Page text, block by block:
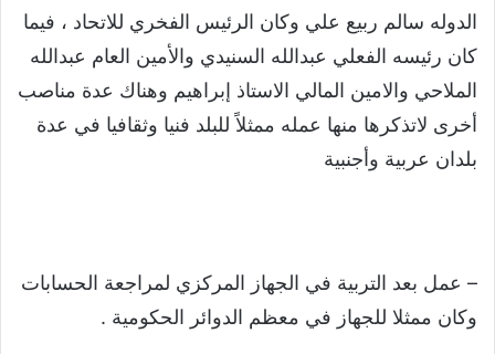
الدوله سالم ربيع علي وكان الرئيس الفخري للاتحاد ، فيما
كان رئيسه الفعلي عبدالله السنيدي والأمين العام عبدالله
الملاحي والامين المالي الاستاذ إبراهيم وهناك عدة مناصب
أخرى لاتذكرها منها عمله ممثلاً للبلد فنيا وثقافيا في عدة
بلدان عربية وأجنبية
– عمل بعد التربية في الجهاز المركزي لمراجعة الحسابات
وكان ممثلا للجهاز في معظم الدوائر الحكومية .